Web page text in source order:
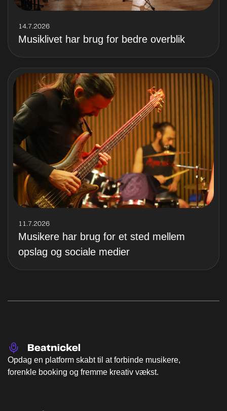
14.7.2026
Musiklivet har brug for bedre overblik
11.7.2026
Musikere har brug for et sted mellem
opslag og sociale medier
Opdag en platform skabt til at forbinde musikere,
forenkle booking og fremme kreativ vækst.